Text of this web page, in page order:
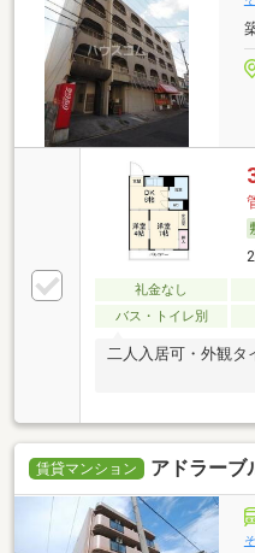
礼金なし
バス・トイレ別
二人入居可・外観タ
賃貸マンション アドラーブ